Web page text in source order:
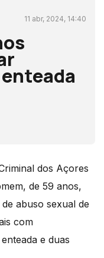
11 abr, 2024, 14:40
dos Açores
de 59 anos,
abuso sexual de
com
e duas